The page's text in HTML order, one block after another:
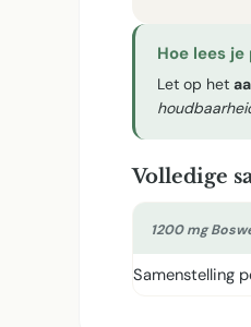
Hoe lees
Let op het
Volledige
Samenstelling
1200 mg